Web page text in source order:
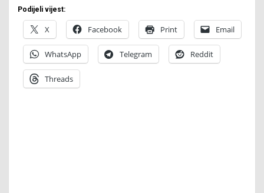
Podijeli vijest:
X Facebook Print Email
WhatsApp Telegram Reddit
Threads